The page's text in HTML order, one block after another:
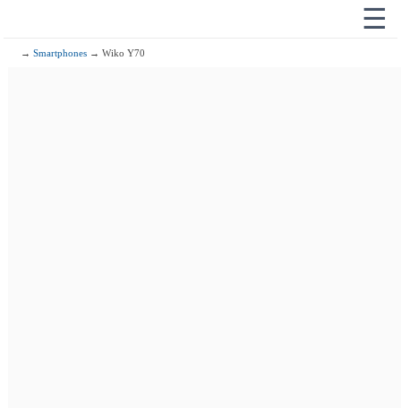
☰
→Smartphones → Wiko Y70